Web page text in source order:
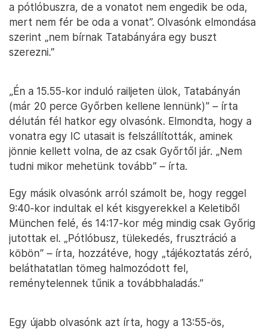
a pótlóbuszra, de a vonatot nem engedik be oda,
mert nem fér be oda a vonat”. Olvasónk elmondása
szerint „nem bírnak Tatabányára egy buszt
szerezni.”
„Én a 15.55-kor induló railjeten ülok, Tatabányán
(már 20 perce Győrben kellene lennünk)” – írta
délután fél hatkor egy olvasónk. Elmondta, hogy a
vonatra egy IC utasait is felszállították, aminek
jönnie kellett volna, de az csak Győrtől jár. „Nem
tudni mikor mehetünk tovább” – írta.
Egy másik olvasónk arról számolt be, hogy reggel
9:40-kor indultak el két kisgyerekkel a Keletiből
München felé, és 14:17-kor még mindig csak Győrig
jutottak el. „Pótlóbusz, tülekedés, frusztráció a
köbön” – írta, hozzátéve, hogy „tájékoztatás zéró,
beláthatatlan tömeg halmozódott fel,
reménytelennek tűnik a továbbhaladás.”
Egy újabb olvasónk azt írta, hogy a 13:55-ös,